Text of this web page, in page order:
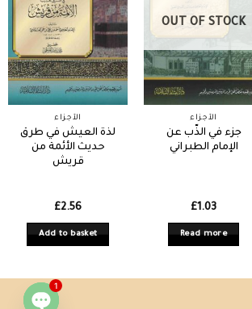
الأجزاء
لذة العيش في طرق
حديث الأئمة من
قريش
£2.56
Add to basket
OUT OF STOCK
الأجزاء
جزء في الذّب عن
الإمام الطبراني
£1.03
Read more
1